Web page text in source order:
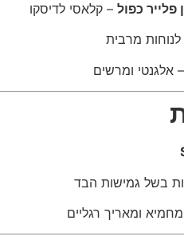
פלייר כפול – קלאסי לדיסקו
לנוחות מרבית
אלגנטי ומרשים
בשל גמישות הבד
ומאריך רגליים